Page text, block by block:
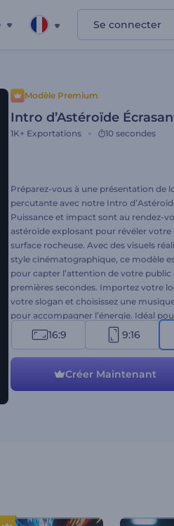
Se connecter
Modèle Premium
Intro d’Astéroïde
1K+ Exportations 10 secondes
Préparez-vous à une présentation de
percutante avec notre Intro
Puissance et impact sont au rendez-
astéroïde explosant pour révéler votre
surface rocheuse. Avec des visuels
style cinématographique, ce modèle
pour capter l’attention de votre public
premières secondes. Importez votre
votre slogan et choisissez une
pour accompagner l’énergie. Idéal
sur le thème de l’espace, les intros de
contenus d’action, les ouvertures ciné,
encore. Créez maintenant !
16:9 9:16
Créer Maintenant